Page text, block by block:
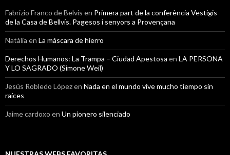
Fabrizio Franco de Belvis en Primera part de la conferència Vestigis
de la Casa de Bellvís. Pagesos i senyors a Provençana
Natàlia en La máscara de hierro
Derechos Humanos: La Trampa – Ciudad Apestosa en LA PERSONA
Y LO SAGRADO (Simone Weil)
Jesús Robledo Lópezen Nada en el mundo vive mucho tiempo sin
raíces
Jaime cardoxo en Un pionero silenciado